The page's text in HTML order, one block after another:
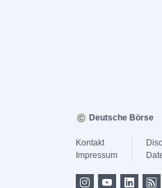
Deutsche Börse
Kontakt
Impressum